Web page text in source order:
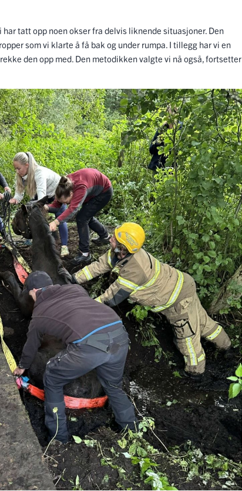
tatt opp noen okser fra delvis liknende situasjoner. Den
som vi klarte å få bak og under rumpa. I tillegg har vi en
den opp med. Den metodikken valgte vi nå også, fortsetter